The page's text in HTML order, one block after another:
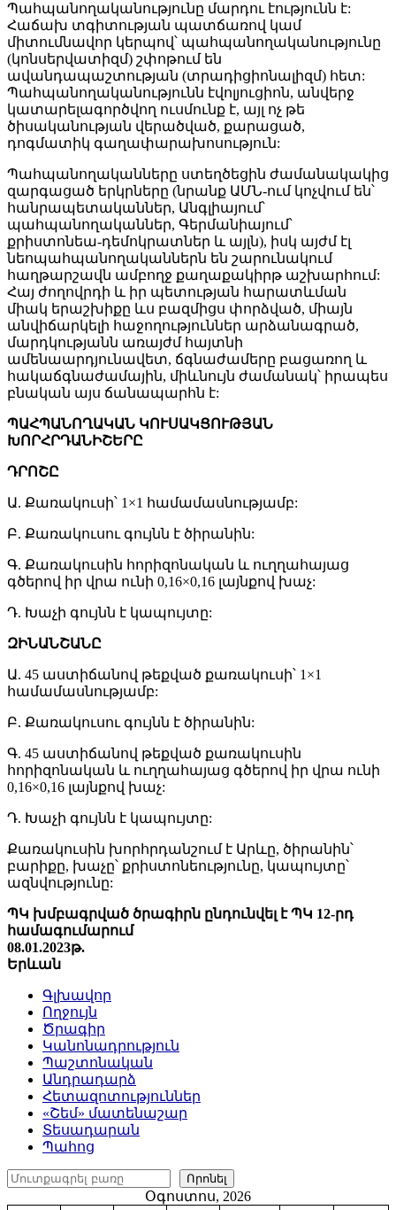
Պահպանողականությունը մարդու էությունն է:
Հաճախ տգիտության պատճառով կամ
միտումնավոր կերպով՝ պահպանողականությունը
(կոնսերվատիզմ) շփոթում են
ավանդապաշտության (տրադիցիոնալիզմ) հետ:
Պահպանողականությունն էվոլյուցիոն, անվերջ
կատարելագործվող ուսմունք է, այլ ոչ թե
ծիսականության վերածված, քարացած,
դոգմատիկ գաղափարախոսություն:
Պահպանողականները ստեղծեցին ժամանակակից
զարգացած երկրները (նրանք ԱՄՆ-ում կոչվում են՝
հանրապետականներ, Անգլիայում՝
պահպանողականներ, Գերմանիայում՝
քրիստոնեա-դեմոկրատներ և այլն), իսկ այժմ էլ
նեոպահպանողականներն են շարունակում
հաղթարշավն ամբողջ քաղաքակիրթ աշխարհում:
Հայ ժողովրդի և իր պետության հարատևման
միակ երաշխիքը ևս բազմիցս փորձված, միայն
անվիճարկելի հաջողություններ արձանագրած,
մարդկությանն առայժմ հայտնի
ամենաարդյունավետ, ճգնաժամերը բացառող և
հակաճգնաժամային, միևնույն ժամանակ՝ իրապես
բնական այս ճանապարհն է:
ՊԱՀՊԱՆՈՂԱԿԱՆ ԿՈՒՍԱԿՑՈՒԹՅԱՆ
ԽՈՐՀՐԴԱՆԻՇԵՐԸ
ԴՐՈՇԸ
Ա. Քառակուսի՝ 1×1 համամասնությամբ:
Բ. Քառակուսու գույնն է ծիրանին:
Գ. Քառակուսին հորիզոնական և ուղղահայաց
գծերով իր վրա ունի 0,16×0,16 լայնքով խաչ:
Դ. Խաչի գույնն է կապույտը:
ԶԻՆԱՆՇԱՆԸ
Ա. 45 աստիճանով թեքված քառակուսի՝ 1×1
համամասնությամբ:
Բ. Քառակուսու գույնն է ծիրանին:
Գ. 45 աստիճանով թեքված քառակուսին
հորիզոնական և ուղղահայաց գծերով իր վրա ունի
0,16×0,16 լայնքով խաչ:
Դ. Խաչի գույնն է կապույտը:
Քառակուսին խորհրդանշում է Արևը, ծիրանին՝
բարիքը, խաչը՝ քրիստոնեությունը, կապույտը՝
ազնվությունը:
ՊԿ խմբագրված ծրագիրն ընդունվել է ՊԿ 12-րդ
համագումարում
08.01.2023թ.
Երևան
Գլխավոր
Ողջույն
Ծրագիր
Կանոնադրություն
Պաշտոնական
Անդրադարձ
Հետազոտություններ
«Շեմ» մատենաշար
Տեսադարան
Պահոց
Որոնել
Որոնել
Օգոստոս, 2026